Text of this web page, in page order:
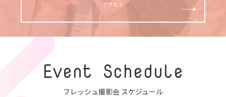
アクセス
Event Schedule
フレッシュ撮影会 スケジュール